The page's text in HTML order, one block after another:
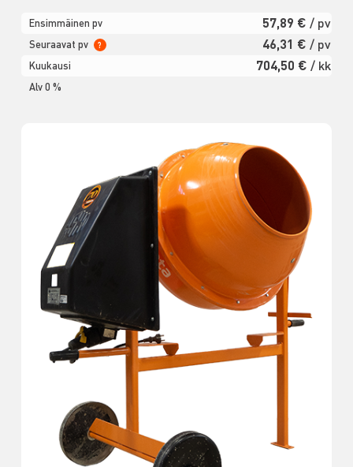
Ensimmäinen pv 57,89 € / pv
Seuraavat pv ? 46,31 € / pv
Kuukausi 704,50 € / kk
Alv 0 %